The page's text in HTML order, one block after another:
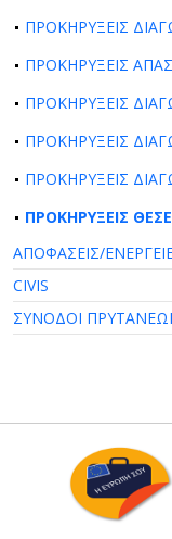
ΠΡΟΚΗΡΥΞΕΙΣ
ΠΡΟΚΗΡΥΞΕΙΣ
ΠΡΟΚΗΡΥΞΕΙΣ
ΠΡΟΚΗΡΥΞΕΙΣ
ΠΡΟΚΗΡΥΞΕΙΣ
ΠΡΟΚΗΡΥΞΕΙΣ
ΑΠΟΦΑΣΕΙΣ/
CIVIS
ΣΥΝΟΔΟΙ